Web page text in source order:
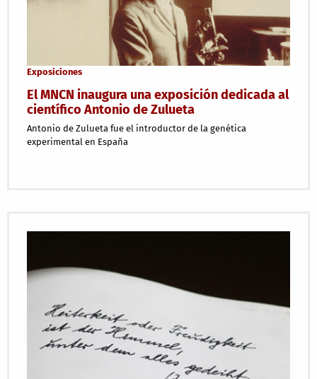
Exposiciones
El MNCN inaugura una exposición dedicada al
científico Antonio de Zulueta
Antonio de Zulueta fue el introductor de la genética
experimental en España